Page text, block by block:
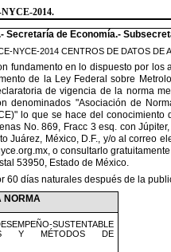
2014.
Secretaría de Economía.-
NYCE-2014 CENTROS DE DATOS DE
fundamento en lo dispuesto por los
de la Ley Federal sobre
de vigencia de la norma
denominados "Asociación de
" lo que se hace del conocimiento
No. 869, Fracc 3 esq. con
Juárez, México, D.F., y/o al correo
, oconsultarlo
53950, Estado de México.
60 días naturales después de la
NORMA
SUSTENTABLE
Y MÉTODOS
DE